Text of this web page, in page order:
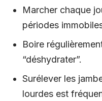
Marcher chaque
périodes
Boire
“déshydrater”.
Surélever les
lourdes est